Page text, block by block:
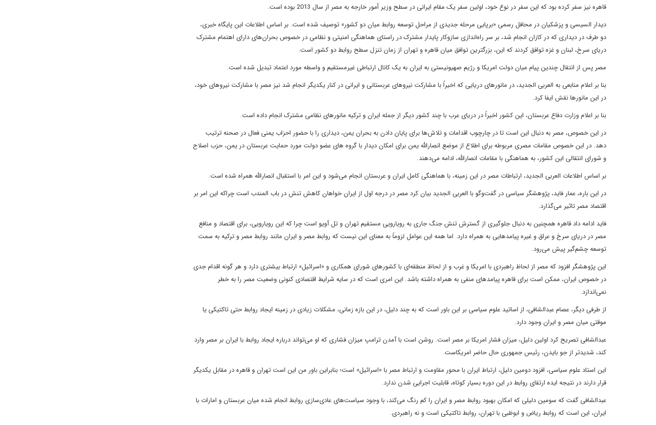
قاهره نیز سفر کرده بود که این سفر در نوع خود، اولین سفر یک مقام ایرانی در سطح وزیر أمور خارجه به مصر از سال 2013 بوده است.
دیدار السیسی و پزشکیان در محافل رسمی «برپایی مرحله جدیدی از مراحل توسعه روابط میان دو کشور» توصیف شده است. بر اساس اطلاعات این پایگاه خبری،
دو طرف در دیداری که در کازان انجام شد، بر سر راه‌اندازی سازوکار پایدار مشترک در راستای هماهنگی امنیتی و نظامی در خصوص بحران‌های دارای اهتمام مشترک
دریای سرخ، لبنان و غزه توافق کردند که این، بزرگترین توافق میان قاهره و تهران از زمان تنزل سطح روابط دو کشور است.
مصر پس از انتقال چندین پیام میان دولت امریکا و رژیم صهیونیستی به ایران به یک کانال ارتباطی غیرمستقیم و واسطه مورد اعتماد تبدیل شده است.
بنا بر اعلام منابعی به العربی الجدید، در مانور‌های دریایی که اخیراً با مشارکت نیروهای عربستانی و ایرانی در کنار یکدیگر انجام شد نیز مصر با مشارکت نیروهای خود،
در این مانور‌ها نقش ایفا کرد.
بنا بر اعلام وزارت دفاع عربستان، این کشور اخیراً در دریای عرب با چند کشور دیگر از جمله ایران و ترکیه مانور‌های نظامی مشترک انجام داده است.
در این خصوص، مصر به دنبال این است تا در چارچوب اقدامات و تلاش‌ها برای پایان دادن به بحران یمن، دیداری را با حضور احزاب یمنی فعال در صحنه ترتیب
دهد. در این خصوص مقامات مصری مربوطه برای اطلاع از موضع انصارالله یمن برای امکان دیدار با گروه های عضو دولت مورد حمایت عربستان در یمن، حزب اصلاح
و شورای انتقالی این کشور، به هماهنگی با مقامات انصارالله، ادامه می‌دهند.
بر اساس اطلاعات العربی الجدید، ارتباطات مصر در این زمینه، با هماهنگی کامل ایران و عربستان انجام می‌شود و این امر با استقبال انصارالله همراه شده است.
در این باره، عمار فاید، پژوهشگر سیاسی در گفت‌وگو با العربی الجدید بیان کرد مصر در درجه اول از ایران خواهان کاهش تنش در باب المندب است چراکه این امر بر
اقتصاد مصر تاثیر می‌گذارد.
فاید ادامه داد قاهره همچنین به دنبال جلوگیری از گسترش تنش جنگ جاری به رویارویی مستقیم تهران و تل آویو است چرا که این رویارویی، برای اقتصاد و منافع
مصر در دریای سرخ و عراق و غیره پیامدهایی به همراه دارد. اما همه این عوامل لزوماً به معنای این نیست که روابط مصر و ایران مانند روابط مصر و ترکیه به سمت
توسعه چشم‌گیر پیش می‌رود.
این پژوهشگر افزود که مصر از لحاظ راهبردی با امریکا و غرب و از لحاظ منطقه‌ای با کشورهای شورای همکاری و «اسرائیل» ارتباط بیشتری دارد و هر گونه اقدام جدی
در خصوص ایران، ممکن است برای قاهره پیامد‌های منفی به همراه داشته باشد. این امری است که در سایه شرایط اقتصادی کنونی وضعیت مصر را به خطر
نمی‌اندازد.
از طرفی دیگر، عصام عبدالشافی، از اساتید علوم سیاسی بر این باور است که به چند دلیل، در این بازه زمانی، مشکلات زیادی در زمینه ایجاد روابط حتی تاکتیکی یا
موقتی میان مصر و ایران وجود دارد.
عبدالشافی تصریح کرد اولین دلیل، میزان فشار امریکا بر مصر است. روشن است با آمدن ترامپ میزان فشاری که او می‌تواند درباره ایجاد روابط با ایران بر مصر وارد
کند، شدیدتر از جو بایدن، رئیس جمهوری حال حاضر امریکاست.
این استاد علوم سیاسی، افزود دومین دلیل، ارتباط ایران با محور مقاومت و ارتباط مصر با «اسرائیل» است؛ بنابراین باور من این است تهران و قاهره در مقابل یکدیگر
قرار دارند در نتیجه ایده ارتقای روابط در این دوره بسیار کوتاه، قابلیت اجرایی شدن ندارد.
عبدالشافی گفت که سومین دلیلی که امکان بهبود روابط مصر و ایران را کم رنگ می‌کند، با وجود سیاست‌های عادی‌سازی روابط انجام شده میان عربستان و امارات با
ایران، این است که روابط ریاض و ابوظبی با تهران، روابط تاکتیکی است و نه راهبردی.